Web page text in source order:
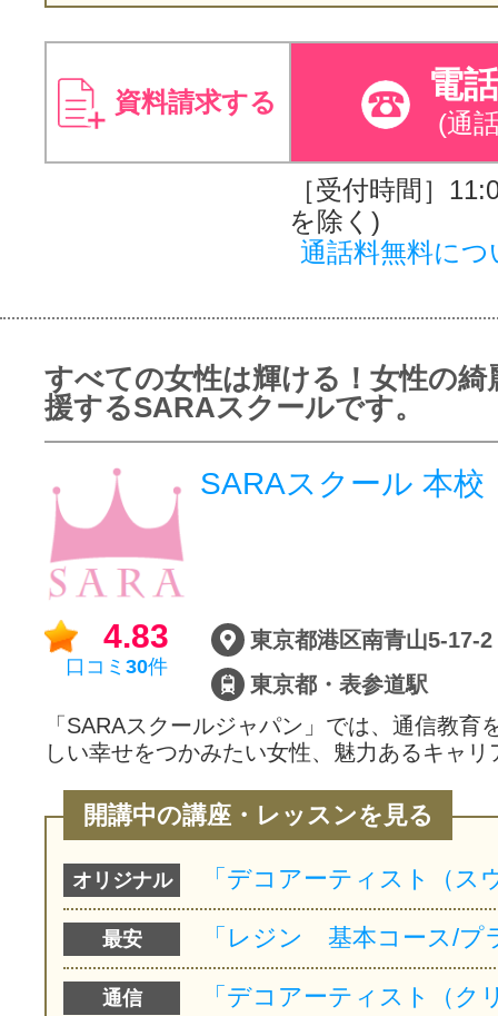
資料請求する 電
(通
［受付時間］
を除く)
通話料無料につ
すべての女性は輝ける！女性の綺
援するSARAスクールです。
SARAスクール 本校
4.83
口コミ 30件
東京都港区南青山5-17-2
東京都・表参道駅
「SARAスクールジャパン」では、通信教育
しい幸せをつかみたい女性、魅力あるキャ
開講中の講座・レッスンを見る
オリジナル
最安
通信